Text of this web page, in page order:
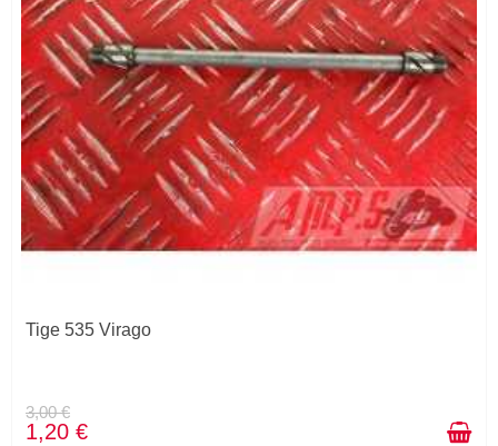
Tige 535 Virago
3,00 €
1,20 €